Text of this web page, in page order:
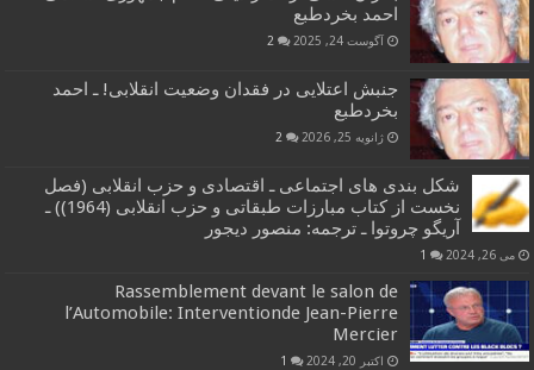
احمد بخردطبع
آگوست 24, 2025 2
جنبش اعتلایی در فقدان وضعیت انقلابی! ـ احمد
بخردطبع
ژانویه 25, 2026 2
شکل بندی های اجتماعی ـ اقتصادی و حزب انقلابی (فصل
نخست از کتاب مبارزات طبقاتی و حزب انقلابی (1964)) ـ
آریگو چروتوا ـ ترجمه: منصور دیجور
می 26, 2024 1
Rassemblement devant le salon de
l’Automobile: Interventionde Jean-Pierre
Mercier
اکتبر 20, 2024 1